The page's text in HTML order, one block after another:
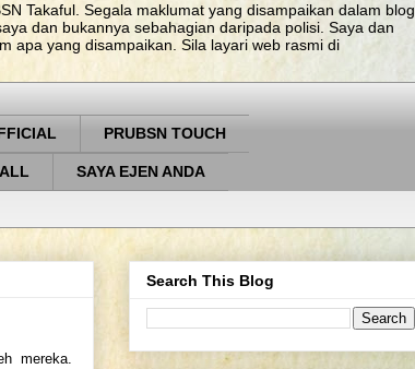
Takaful. Segala maklumat yang disampaikan dalam blog
dan bukannya sebahagian daripada polisi. Saya dan
apa yang disampaikan. Sila layari web rasmi di
PRUBSN TOUCH
SAYA EJEN ANDA
mereka.
Search This Blog